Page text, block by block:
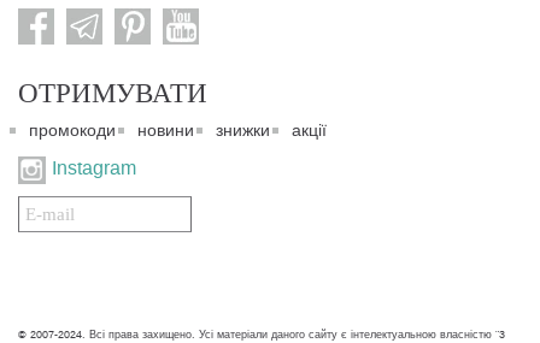
ОТРИМУВАТИ
промокоди новини знижки акції
Instagram
Подписаться
на
© 2007-2024. Всі права захищено. Усі матеріали даного сайту є інтелектуальною власністю "3